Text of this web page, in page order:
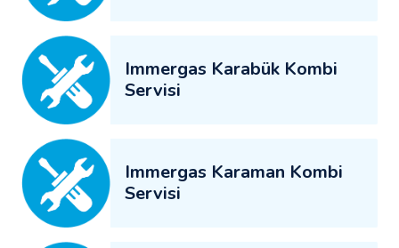
Immergas Karabük Kombi
Servisi
Immergas Karaman Kombi
Servisi